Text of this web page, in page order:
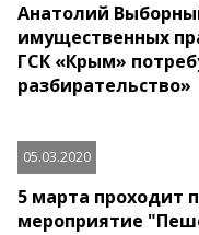
Анатолий
имущественных
ГСК «Крым»
разбирательство»
05.03.2020
5 марта проходит
мероприятие